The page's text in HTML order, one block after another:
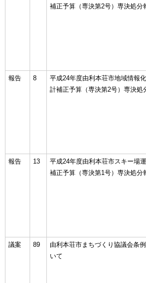
補正予算（専決第2号）専決処分
報告
8
平成24年度由利本荘市地域情報
計補正予算（専決第2号）専決処
報告
13
平成24年度由利本荘市スキー場
補正予算（専決第1号）専決処分
議案
89
由利本荘市まちづくり協議会条
いて